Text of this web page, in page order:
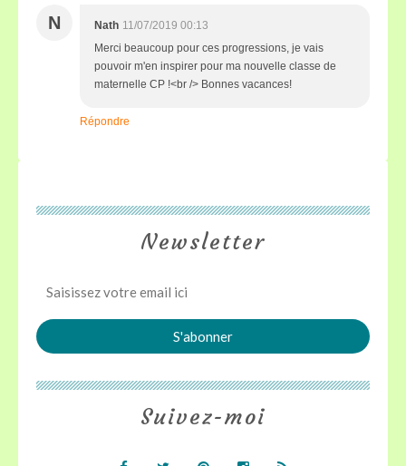
N Nath 11/07/2019 00:13
Merci beaucoup pour ces progressions, je vais
pouvoir m'en inspirer pour ma nouvelle classe de
maternelle CP !<br /> Bonnes vacances!
Répondre
Newsletter
Suivez-moi